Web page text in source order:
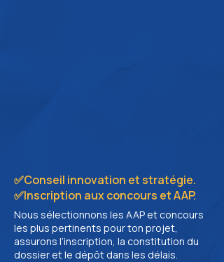
✅Conseil innovation et stratégie.
✅Inscription aux concours et AAP.
Nous sélectionnons les AAP et concours
les plus pertinents pour ton projet,
assurons l’inscription, la constitution du
dossier et le dépôt dans les délais.